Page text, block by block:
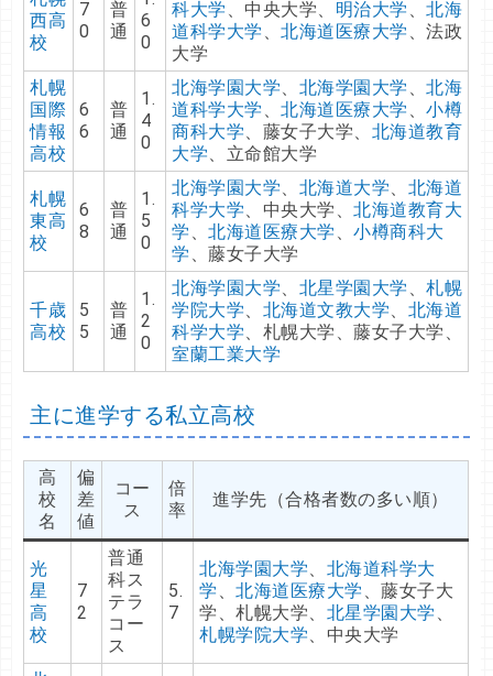
西高
校
7
0
普
通
6
0
科大学 、中央大学、 明治大学 、北海
道科学大学 、北海道医療大学 、法政
大学
札幌
国際
情報
高校
6
6
普
通
1.
4
0
北海学園大学、 北海学園大学 、北海
道科学大学 、北海道医療大学 、小樽
商科大学、藤女子大学、 北海道教育
大学、立命館大学
札幌
東高
校
6
8
普
通
1.
5
0
北海学園大学、 北海道大学、 北海道
科学大学、中央大学、北海道教育大
学 、北海道医療大学 、小樽商科大
学 、藤女子大学
千歳
高校
5
5
普
通
1.
2
0
北海学園大学、 北星学園大学 、札幌
学院大学、 北海道文教大学、 北海道
科学大学、札幌大学、藤女子大学、
室蘭工業大学
主に進学する私立高校
高
校
名
偏
差
値
コー
ス
倍
率
進学先（合格者数の多い順）
光
星
高
校
7
2
普通
科ス
テラ
コー
ス
5.
7
北海学園大学、 北海道科学大
学 、北海道医療大学 、藤女子大
学、札幌大学、 北星学園大学 、
札幌学院大学、中央大学